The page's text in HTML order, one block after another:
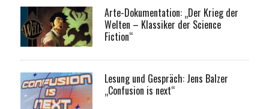
Arte-Dokumentation: „Der Krieg der
Welten – Klassiker der Science
Fiction“
Lesung und Gespräch: Jens Balzer
„Confusion is next“